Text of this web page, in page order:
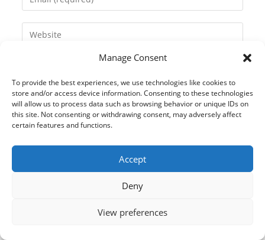
Manage Consent
To provide the best experiences, we use technologies like cookies to
store and/or access device information. Consenting to these technologies
will allow us to process data such as browsing behavior or unique IDs on
this site. Not consenting or withdrawing consent, may adversely affect
certain features and functions.
Accept
Deny
View preferences
your
email
address
Enter
your
(optional)
© 2021 Kaméleon Hungary Kft. Minden jog fenntartva. All rights